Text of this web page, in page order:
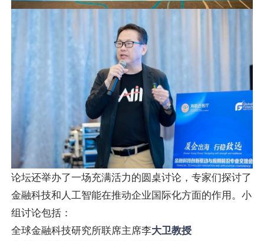
论坛还举办了一场充满活力的圆桌讨论，专家们探讨了
金融科技和人工智能在推动企业国际化方面的作用。小
组讨论包括：
全球金融科技研究所联席主席李大卫教授